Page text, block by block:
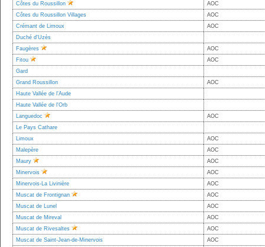
Côtes du Roussillon
AOC
Côtes du Roussillon Villages
AOC
Crémant de Limoux
AOC
Duché d'Uzès
Faugères
AOC
Fitou
AOC
Gard
Grand Roussillon
AOC
Haute Vallée de l'Aude
Haute Vallée de l'Orb
Languedoc
AOC
Le Pays Cathare
Limoux
AOC
Malepère
AOC
Maury
AOC
Minervois
AOC
Minervois-La Livinière
AOC
Muscat de Frontignan
AOC
Muscat de Lunel
AOC
Muscat de Mireval
AOC
Muscat de Rivesaltes
AOC
Muscat de Saint-Jean-de-Minervois
AOC